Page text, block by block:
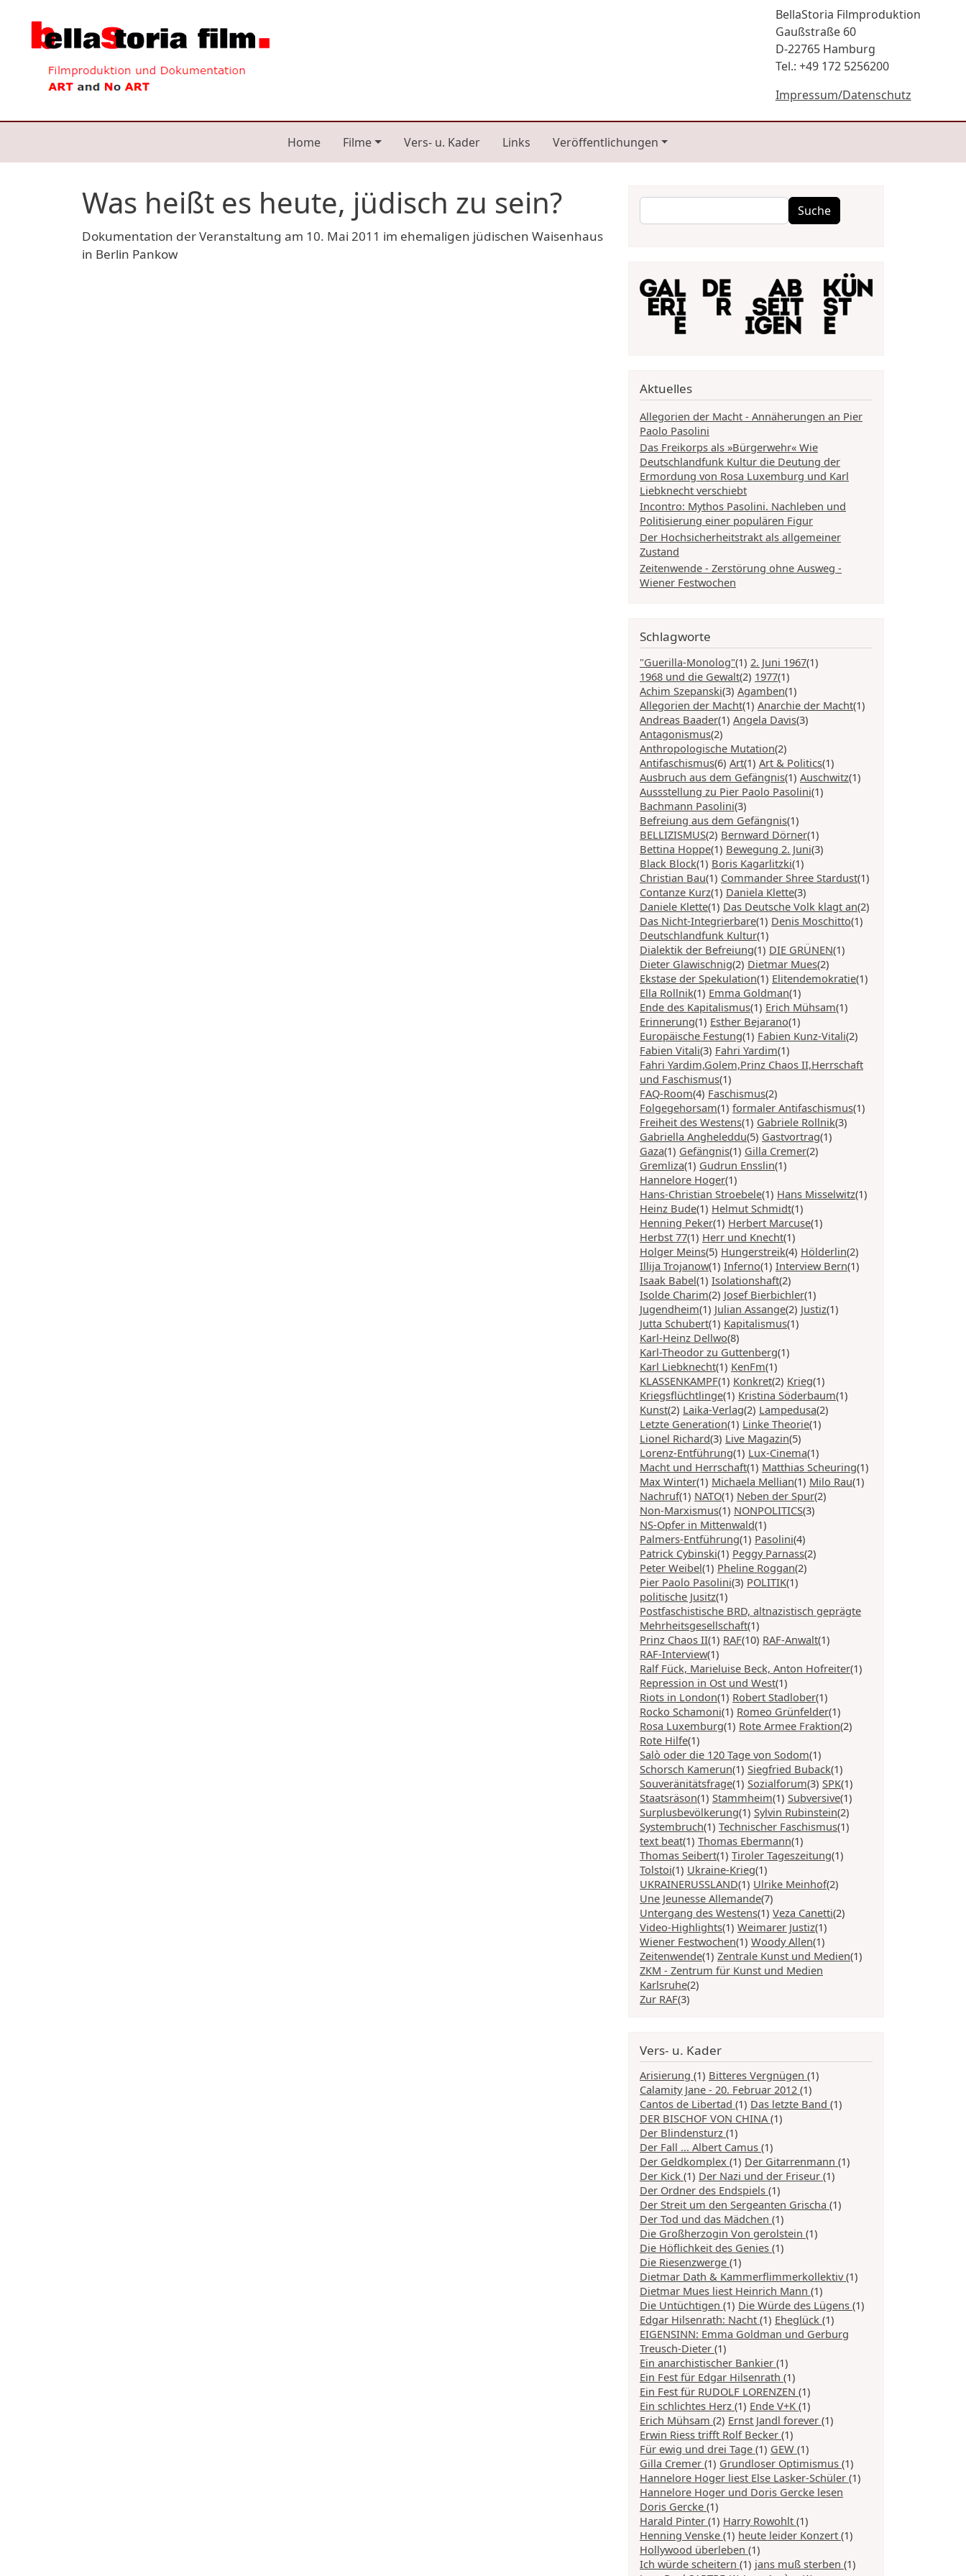
BellaStoria Filmproduktion
Gaußstraße 60
D-22765 Hamburg
Tel.: +49 172 5256200
Impressum/Datenschutz
Main navigation
Home Filme Vers- u. Kader Links Veröffentlichungen
Was heißt es heute, jüdisch zu sein?
Dokumentation der Veranstaltung am 10. Mai 2011 im ehemaligen jüdischen Waisenhaus
in Berlin Pankow
Suche Suche
Aktuelles
Allegorien der Macht - Annäherungen an Pier
Paolo Pasolini
Das Freikorps als »Bürgerwehr« Wie
Deutschlandfunk Kultur die Deutung der
Ermordung von Rosa Luxemburg und Karl
Liebknecht verschiebt
Incontro: Mythos Pasolini. Nachleben und
Politisierung einer populären Figur
Der Hochsicherheitstrakt als allgemeiner
Zustand
Zeitenwende - Zerstörung ohne Ausweg -
Wiener Festwochen
Schlagworte
"Guerilla-Monolog"(1) 2. Juni 1967(1)
1968 und die Gewalt(2) 1977(1)
Achim Szepanski(3) Agamben(1)
Allegorien der Macht(1) Anarchie der Macht(1)
Andreas Baader(1) Angela Davis(3)
Antagonismus(2)
Anthropologische Mutation(2)
Antifaschismus(6) Art(1) Art & Politics(1)
Ausbruch aus dem Gefängnis(1) Auschwitz(1)
Aussstellung zu Pier Paolo Pasolini(1)
Bachmann Pasolini(3)
Befreiung aus dem Gefängnis(1)
BELLIZISMUS(2) Bernward Dörner(1)
Bettina Hoppe(1) Bewegung 2. Juni(3)
Black Block(1) Boris Kagarlitzki(1)
Christian Bau(1) Commander Shree Stardust(1)
Contanze Kurz(1) Daniela Klette(3)
Daniele Klette(1) Das Deutsche Volk klagt an(2)
Das Nicht-Integrierbare(1) Denis Moschitto(1)
Deutschlandfunk Kultur(1)
Dialektik der Befreiung(1) DIE GRÜNEN(1)
Dieter Glawischnig(2) Dietmar Mues(2)
Ekstase der Spekulation(1) Elitendemokratie(1)
Ella Rollnik(1) Emma Goldman(1)
Ende des Kapitalismus(1) Erich Mühsam(1)
Erinnerung(1) Esther Bejarano(1)
Europäische Festung(1) Fabien Kunz-Vitali(2)
Fabien Vitali(3) Fahri Yardim(1)
Fahri Yardim,Golem,Prinz Chaos II,Herrschaft
und Faschismus(1)
FAQ-Room(4) Faschismus(2)
Folgegehorsam(1) formaler Antifaschismus(1)
Freiheit des Westens(1) Gabriele Rollnik(3)
Gabriella Angheleddu(5) Gastvortrag(1)
Gaza(1) Gefängnis(1) Gilla Cremer(2)
Gremliza(1) Gudrun Ensslin(1)
Hannelore Hoger(1)
Hans-Christian Stroebele(1) Hans Misselwitz(1)
Heinz Bude(1) Helmut Schmidt(1)
Henning Peker(1) Herbert Marcuse(1)
Herbst 77(1) Herr und Knecht(1)
Holger Meins(5) Hungerstreik(4) Hölderlin(2)
Illija Trojanow(1) Inferno(1) Interview Bern(1)
Isaak Babel(1) Isolationshaft(2)
Isolde Charim(2) Josef Bierbichler(1)
Jugendheim(1) Julian Assange(2) Justiz(1)
Jutta Schubert(1) Kapitalismus(1)
Karl-Heinz Dellwo(8)
Karl-Theodor zu Guttenberg(1)
Karl Liebknecht(1) KenFm(1)
KLASSENKAMPF(1) Konkret(2) Krieg(1)
Kriegsflüchtlinge(1) Kristina Söderbaum(1)
Kunst(2) Laika-Verlag(2) Lampedusa(2)
Letzte Generation(1) Linke Theorie(1)
Lionel Richard(3) Live Magazin(5)
Lorenz-Entführung(1) Lux-Cinema(1)
Macht und Herrschaft(1) Matthias Scheuring(1)
Max Winter(1) Michaela Mellian(1) Milo Rau(1)
Nachruf(1) NATO(1) Neben der Spur(2)
Non-Marxismus(1) NONPOLITICS(3)
NS-Opfer in Mittenwald(1)
Palmers-Entführung(1) Pasolini(4)
Patrick Cybinski(1) Peggy Parnass(2)
Peter Weibel(1) Pheline Roggan(2)
Pier Paolo Pasolini(3) POLITIK(1)
politische Jusitz(1)
Postfaschistische BRD, altnazistisch geprägte
Mehrheitsgesellschaft(1)
Prinz Chaos II(1) RAF(10) RAF-Anwalt(1)
RAF-Interview(1)
Ralf Fück, Marieluise Beck, Anton Hofreiter(1)
Repression in Ost und West(1)
Riots in London(1) Robert Stadlober(1)
Rocko Schamoni(1) Romeo Grünfelder(1)
Rosa Luxemburg(1) Rote Armee Fraktion(2)
Rote Hilfe(1)
Salò oder die 120 Tage von Sodom(1)
Schorsch Kamerun(1) Siegfried Buback(1)
Souveränitätsfrage(1) Sozialforum(3) SPK(1)
Staatsräson(1) Stammheim(1) Subversive(1)
Surplusbevölkerung(1) Sylvin Rubinstein(2)
Systembruch(1) Technischer Faschismus(1)
text beat(1) Thomas Ebermann(1)
Thomas Seibert(1) Tiroler Tageszeitung(1)
Tolstoi(1) Ukraine-Krieg(1)
UKRAINERUSSLAND(1) Ulrike Meinhof(2)
Une Jeunesse Allemande(7)
Untergang des Westens(1) Veza Canetti(2)
Video-Highlights(1) Weimarer Justiz(1)
Wiener Festwochen(1) Woody Allen(1)
Zeitenwende(1) Zentrale Kunst und Medien(1)
ZKM - Zentrum für Kunst und Medien
Karlsruhe(2)
Zur RAF(3)
Vers- u. Kader
Arisierung (1) Bitteres Vergnügen (1)
Calamity Jane - 20. Februar 2012 (1)
Cantos de Libertad (1) Das letzte Band (1)
DER BISCHOF VON CHINA(1)
Der Blindensturz (1)
Der Fall ... Albert Camus (1)
Der Geldkomplex (1) Der Gitarrenmann (1)
Der Kick (1) Der Nazi und der Friseur (1)
Der Ordner des Endspiels (1)
Der Streit um den Sergeanten Grischa (1)
Der Tod und das Mädchen (1)
Die Großherzogin Von gerolstein (1)
Die Höflichkeit des Genies (1)
Die Riesenzwerge (1)
Dietmar Dath & Kammerflimmerkollektiv(1)
Dietmar Mues liest Heinrich Mann (1)
Die Untüchtigen (1) Die Würde des Lügens (1)
Edgar Hilsenrath: Nacht (1) Eheglück (1)
EIGENSINN: Emma Goldman und Gerburg
Treusch-Dieter (1)
Ein anarchistischer Bankier (1)
Ein Fest für Edgar Hilsenrath (1)
Ein Fest für RUDOLF LORENZEN (1)
Ein schlichtes Herz (1) Ende V+K (1)
Erich Mühsam (2) Ernst Jandl forever (1)
Erwin Riess trifft Rolf Becker (1)
Für ewig und drei Tage (1) GEW (1)
Gilla Cremer (1) Grundloser Optimismus (1)
Hannelore Hoger liest Else Lasker-Schüler (1)
Hannelore Hoger und Doris Gercke lesen
Doris Gercke (1)
Harald Pinter (1) Harry Rowohlt (1)
Henning Venske (1) heute leider Konzert (1)
Hollywood überleben (1)
Ich würde scheitern (1) jans muß sterben (1)